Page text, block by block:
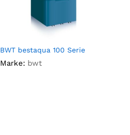
BWT bestaqua 100 Serie
Marke: bwt